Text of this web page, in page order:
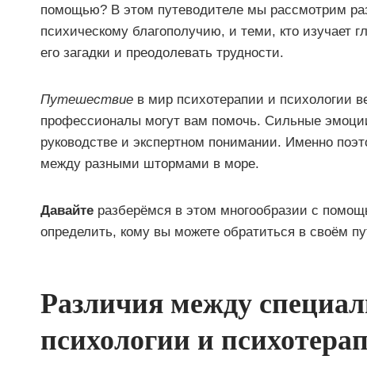
помощью? В этом путеводителе мы рассмотрим
психическому благополучию, и теми, кто изучает
его загадки и преодолевать трудности.
Путешествие в мир психотерапии и психологии
профессионалы могут вам помочь. Сильные
руководстве и экспертном понимании. Именно
между разными штормами в море.
Давайте разберёмся в этом многообразии с
определить, кому вы можете обратиться в своём
Различия между
психологии и